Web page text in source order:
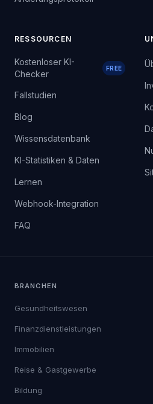
RESSOURCEN
Kostenloser KI-
Checker
FREE
Fallstudien
Blog
Wissensdatenbank
KI-Statistiken & Daten
Lernen
Webhook-Integration
FAQ
BRANCHEN
Gesundheitswesen
Finanzdienstleistungen
Immobilien
Reise & Gastgewerbe
Bildung